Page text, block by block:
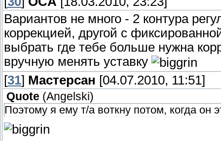
Вариантов не много - 2 контура
коррекцией, другой с
выбрать где тебе больше нужна
вручную менять уставку
[31] Мастерсан [04.07.2010, 11:51]
Quote (Angelski)
Поэтому я ему т/а воткну потом, когда он